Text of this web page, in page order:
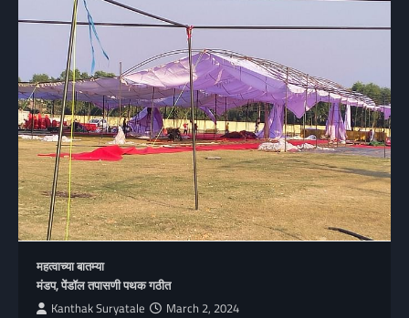
महत्वाच्या बातम्या
मंडप, पेंडॉल तपासणी पथक गठीत
Kanthak Suryatale March 2, 2024